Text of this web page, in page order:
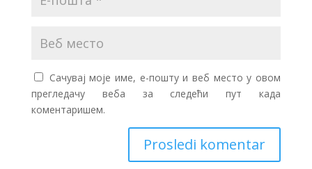
Сачувај моје име, е-пошту и веб место у овом
прегледачу веба за следећи пут када
коментаришем.